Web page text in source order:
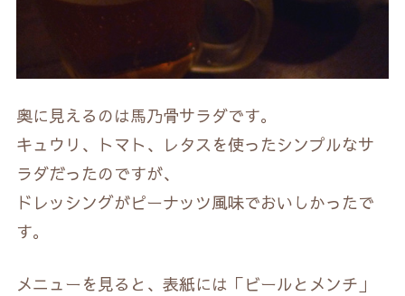
奥に見えるのは馬乃骨サラダです。
キュウリ、トマト、レタスを使ったシンプルなサ
ラダだったのですが、
ドレッシングがピーナッツ風味でおいしかったで
す。
メニューを見ると、表紙には「ビールとメンチ」